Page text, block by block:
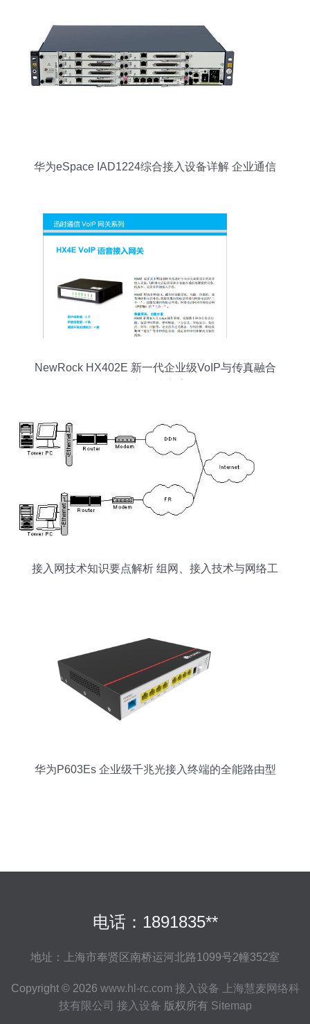
华为eSpace IAD1224综合接入设备详解 企业通信
NewRock HX402E 新一代企业级VoIP与传真融合
接入网技术知识要点解析 组网、接入技术与网络工
华为P603Es 企业级千兆光接入终端的全能路由型
电话：1891835**
地址：上海市奉贤区南桥运河北路1099号2幢352室
Copyright © 2026 www.hl-rc.com 接入设备
上海慧麦网络科
技有限公司 接入设备 版权所有 Sitemap